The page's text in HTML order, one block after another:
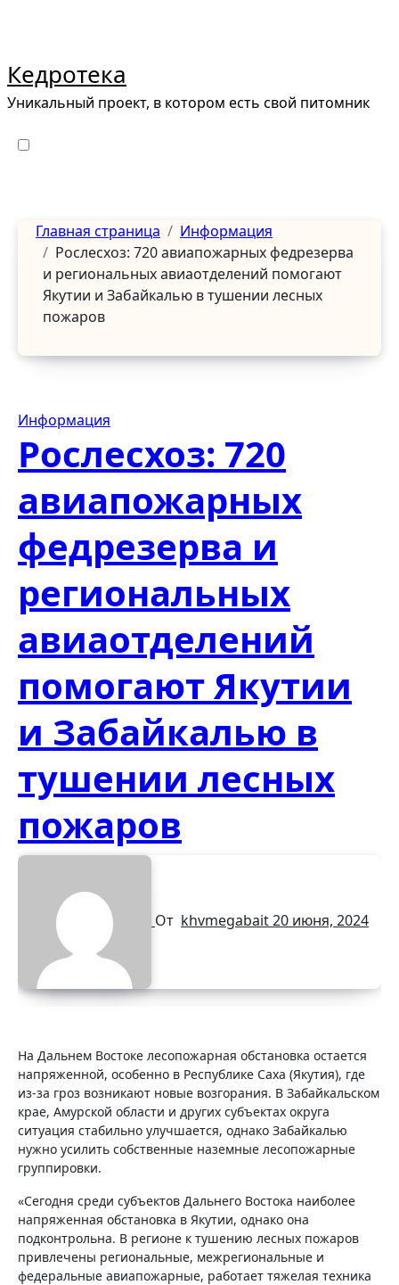
Кедротека
Уникальный проект, в котором есть свой питомник
Главная страница
Информация
Рослесхоз: 720 авиапожарных федрезерва
и региональных авиаотделений помогают
Якутии и Забайкалью в тушении лесных
пожаров
Информация
Рослесхоз: 720
авиапожарных
федрезерва и
региональных
авиаотделений
помогают Якутии
и Забайкалью в
тушении лесных
пожаров
От khvmegabait20 июня, 2024
На Дальнем Востоке лесопожарная обстановка остается
напряженной, особенно в Республике Саха (Якутия), где
из-за гроз возникают новые возгорания. В Забайкальском
крае, Амурской области и других субъектах округа
ситуация стабильно улучшается, однако Забайкалью
нужно усилить собственные наземные лесопожарные
группировки.
«Сегодня среди субъектов Дальнего Востока наиболее
напряженная обстановка в Якутии, однако она
подконтрольна. В регионе к тушению лесных пожаров
привлечены региональные, межрегиональные и
федеральные авиапожарные, работает тяжелая техника